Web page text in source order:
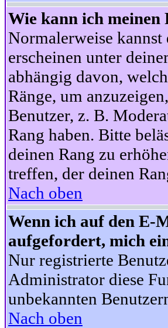
Wie kann ich meinen
Normalerweise kannst
erscheinen unter
abhängig davon,
Ränge, um
Benutzer, z. B.
Rang haben. Bitte
deinen Rang zu
treffen, der deinen
Nach oben
Wenn ich auf den E-
aufgefordert, mich
Nur registrierte
Administrator diese
unbekannten
Nach oben